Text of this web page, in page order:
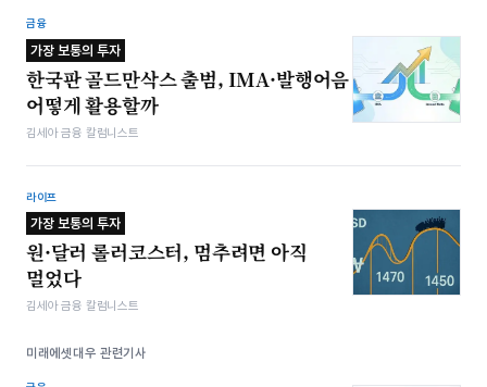
금융
가장 보통의 투자
한국판 골드만삭스 출범, IMA·발행어음
어떻게 활용할까
김세아 금융 칼럼니스트
라이프
가장 보통의 투자
원·달러 롤러코스터, 멈추려면 아직
멀었다
김세아 금융 칼럼니스트
미래에셋대우 관련기사